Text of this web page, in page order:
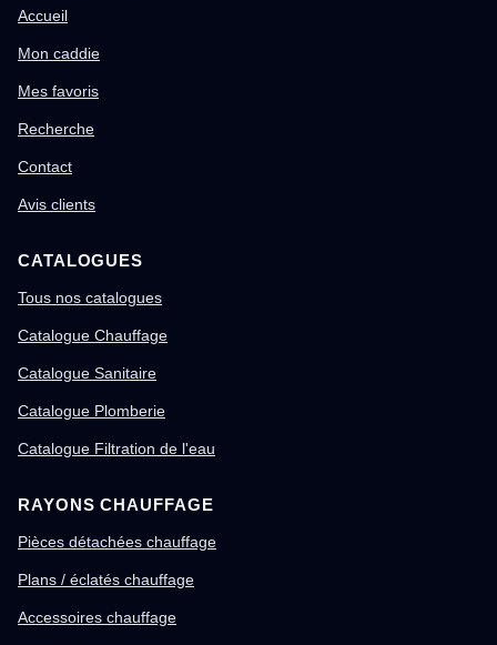
Accueil
Mon caddie
Mes favoris
Recherche
Contact
Avis clients
CATALOGUES
Tous nos catalogues
Catalogue Chauffage
Catalogue Sanitaire
Catalogue Plomberie
Catalogue Filtration de l'eau
RAYONS CHAUFFAGE
Pièces détachées chauffage
Plans / éclatés chauffage
Accessoires chauffage